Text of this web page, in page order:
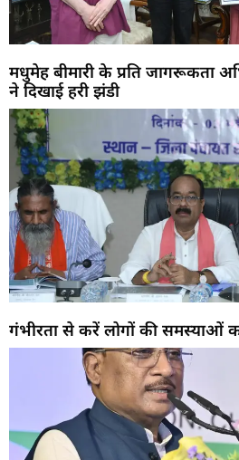
मधुमेह बीमारी के प्रति जागरूकता
ने दिखाई हरी झंडी
गंभीरता से करें लोगों की समस्याओं